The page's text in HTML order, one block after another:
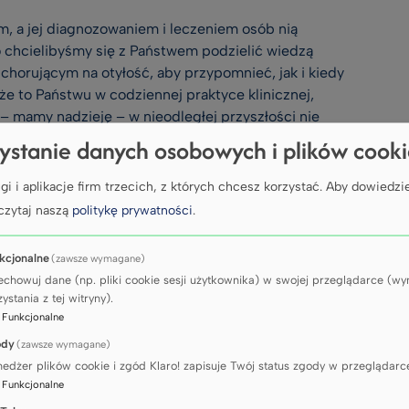
a jej diagnozowaniem i leczeniem osób nią
się z Państwem podzielić wiedzą
na otyłość, aby przypomnieć, jak i kiedy
to Państwu w codziennej praktyce klinicznej,
nadzieję – w nieodległej przyszłości nie
zapobiegania im przez redukcję masy ciała
leczeniem pacjentów z chorobą otyłościową,
endokrynologii, gastroenterologii, kardiologii
w związanych z nią wydarzeniach.
danych osobowych i plików
i aplikacje firm trzecich, z których chcesz korzystać. Aby
naszą politykę prywatności.
(zawsze wymagane)
dane (np. pliki cookie sesji użytkownika) w swojej przeglądarce
z tej witryny).
Funkcjonalne
(zawsze wymagane)
plików cookie i zgód Klaro! zapisuje Twój status zgody w
Funkcjonalne